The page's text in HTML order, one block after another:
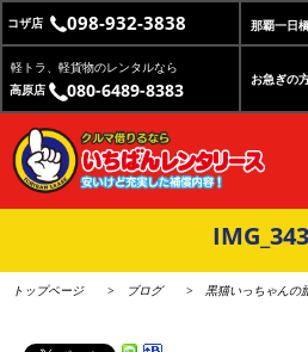
コザ店 098-932-3838 那覇一日
軽トラ、軽貨物のレンタルなら
高原店
080-6489-8383 お急ぎの
トップページ ブログ 黒猫いっちゃんの